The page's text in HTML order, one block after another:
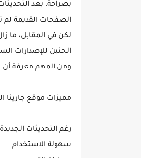
بصراحة، بعد
الصفحات القديمة لم
لكن في المقابل، ما
الحنين للإصدارات
ومن المهم معرفة أن
مميزات موقع جارينا
رغم التحديثات
سهولة الاستخدام